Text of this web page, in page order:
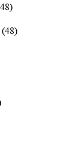
(48)